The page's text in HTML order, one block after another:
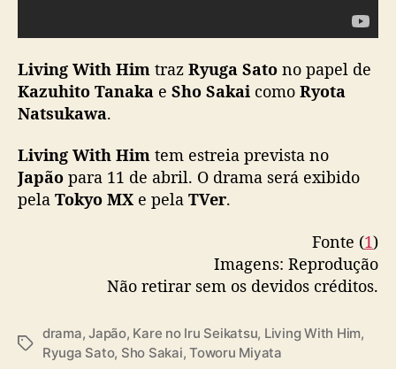
Living With Him traz Ryuga Sato no papel de
Kazuhito Tanaka e Sho Sakai como Ryota
Natsukawa.
Living With Him tem estreia prevista no
Japão para 11 de abril. O drama será exibido
pela Tokyo MX e pela TVer.
Fonte (1)
Imagens: Reprodução
Não retirar sem os devidos créditos.
T
drama,Japão, Kare no Iru Seikatsu, Living With Him,
Ryuga Sato, Sho Sakai,Toworu Miyata